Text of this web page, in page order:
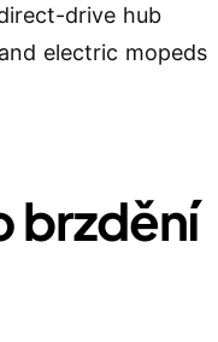
drive hub
electric mopeds
brzdění